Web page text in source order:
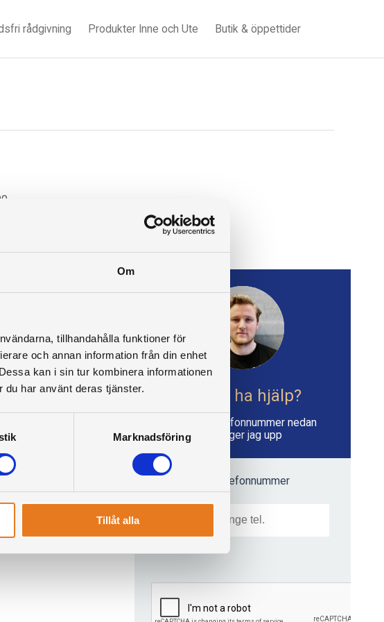
Om
tillhandahålla funktioner för
och annan information från din enhet
kan i sin tur kombinera informationen
du har använt deras tjänster.
Marknadsföring
Tillåt alla
rådgivning Produkter Inne och Ute Butik & öppettider
Vill du ha hjälp?
Skriv ditt telefonnummer nedan
så ringer jag upp
Mitt telefonnummer